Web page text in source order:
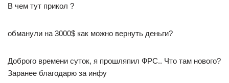
В чем тут прикол ?
обманули на 3000$ как можно вернуть деньги?
Доброго времени суток, я прошляпил ФРС.. Что там нового?
Заранее благодарю за инфу